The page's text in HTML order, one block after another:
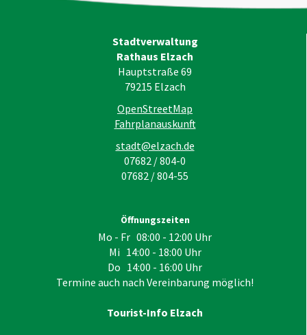
Stadtverwaltung
Rathaus Elzach
Hauptstraße 69
79215 Elzach
OpenStreetMap
Fahrplanauskunft
stadt@elzach.de
07682 / 804-0
07682 / 804-55
Öffnungszeiten
Mo - Fr 08:00 - 12:00 Uhr
Mi 14:00 - 18:00 Uhr
Do 14:00 - 16:00 Uhr
Termine auch nach Vereinbarung möglich!
Tourist-Info Elzach